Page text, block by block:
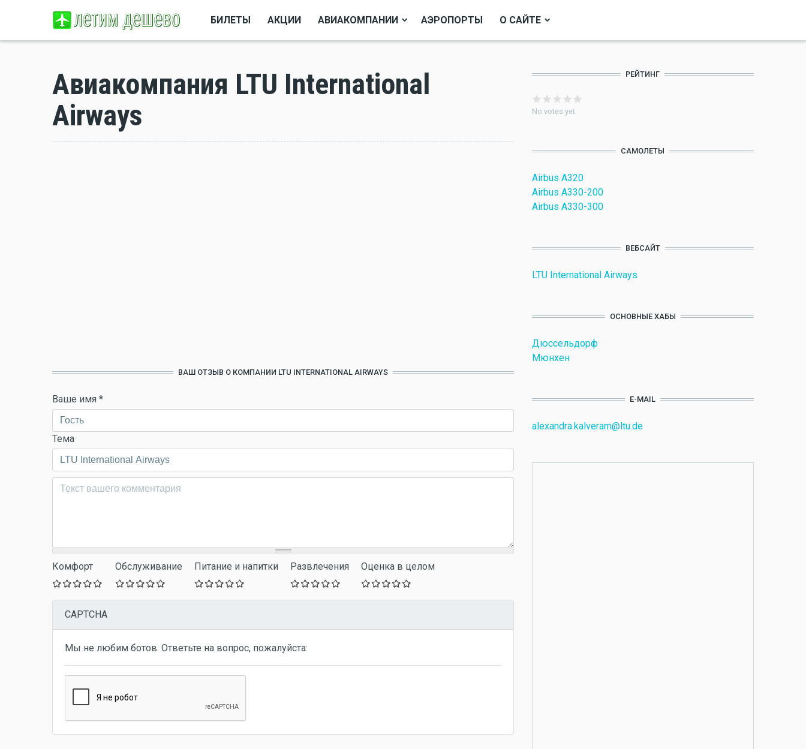
БИЛЕТЫ АКЦИИ АВИАКОМПАНИИ АЭРОПОРТЫ О САЙТЕ
Авиакомпания LTU International
Airways
ВАШ ОТЗЫВ О КОМПАНИИ LTU INTERNATIONAL AIRWAYS
Ваше имя *
Тема
Комментарий*
Комфорт Обслуживание Питание и напитки Развлечения Оценка в целом
CAPTCHA
Мы не любим ботов. Ответьте на вопрос, пожалуйста:
РЕЙТИНГ
No votes yet
САМОЛЕТЫ
Airbus A320
Airbus A330-200
Airbus A330-300
ВЕБСАЙТ
LTU International Airways
ОСНОВНЫЕ ХАБЫ
Дюссельдорф
Мюнхен
E-MAIL
alexandra.kalveram@ltu.de